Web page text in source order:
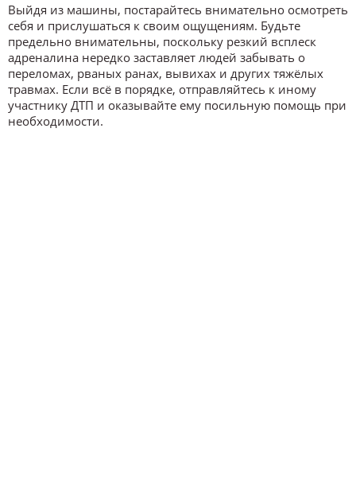
Выйдя из машины, постарайтесь внимательно осмотреть
себя и прислушаться к своим ощущениям. Будьте
предельно внимательны, поскольку резкий всплеск
адреналина нередко заставляет людей забывать о
переломах, рваных ранах, вывихах и других тяжёлых
травмах. Если всё в порядке, отправляйтесь к иному
участнику ДТП и оказывайте ему посильную помощь при
необходимости.